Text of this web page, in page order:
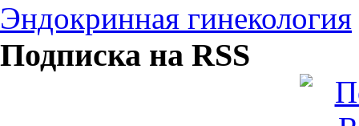
Эндокринная гинекология
Подписка на RSS